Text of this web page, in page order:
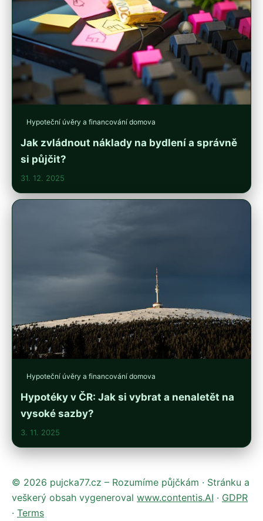
Hypoteční úvěry a financování domova
Jak zvládnout náklady na bydlení a správně
si půjčit?
31. 12. 2025
Hypoteční úvěry a financování domova
Hypotéky v ČR: Jak si vybrat a nenaletět na
vysoké sazby?
3. 11. 2025
© 2026 pujcka77.cz – Rozumíme půjčkám · Stránku a
veškerý obsah vygeneroval www.contentis.AI · GDPR
· Terms